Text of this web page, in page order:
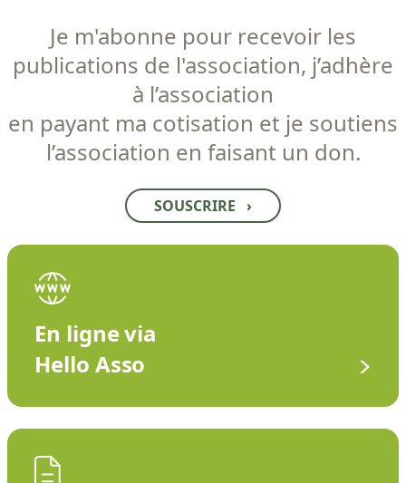
Je m'abonne pour recevoir les
publications de l'association, j’adhère
à l’association
en payant ma cotisation et je soutiens
l’association en faisant un don.
SOUSCRIRE ›
En ligne via
Hello Asso